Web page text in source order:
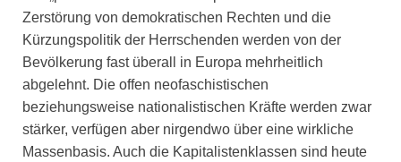
Zerstörung von demokratischen Rechten und die
Kürzungspolitik der Herrschenden werden von der
Bevölkerung fast überall in Europa mehrheitlich
abgelehnt. Die offen neofaschistischen
beziehungsweise nationalistischen Kräfte werden zwar
stärker, verfügen aber nirgendwo über eine wirkliche
Massenbasis. Auch die Kapitalistenklassen sind heute